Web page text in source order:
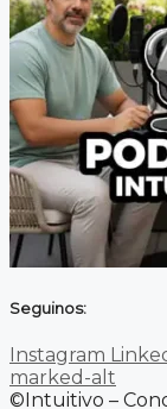
Seguinos:
Instagram
marked-alt
©Intuitivo –